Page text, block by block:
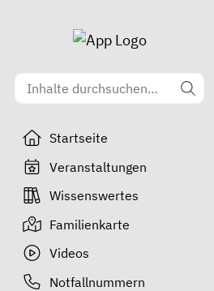
Startseite
Veranstaltungen
Wissenswertes
Familienkarte
Videos
Notfallnummern